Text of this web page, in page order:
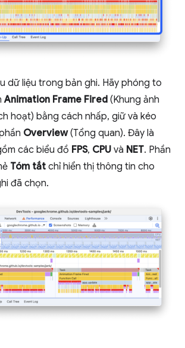
dữ liệu trong bản ghi. Hãy phóng to
Animation Frame Fired (Khung ảnh
hoạt) bằng cách nhấp, giữ và kéo
Overview(Tổng quan). Đây là
các biểu đồ FPS, CPU và NET. Phần
Tóm tắt chỉ hiển thị thông tin cho
đã chọn.